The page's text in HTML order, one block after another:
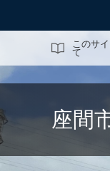
このサ
て
座間